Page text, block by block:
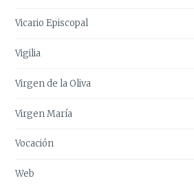
Vicario Episcopal
Vigilia
Virgen de la Oliva
Virgen María
Vocación
Web